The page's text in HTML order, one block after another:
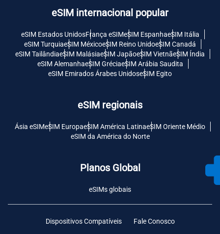
eSIM internacional popular
eSIM Estados UnidosFrança eSIMeSIM EspanhaeSIM Itália
eSIM TurquiaeSIM MéxicoeSIM Reino UnidoeSIM Canadá
eSIM TailândiaeSIM MalásiaeSIM JapãoeSIM VietnãeSIM Índia
eSIM AlemanhaeSIM GréciaeSIM Arábia Saudita
eSIM Emirados Árabes UnidoseSIM Egito
eSIM regionais
Ásia eSIMeSIM EuropaeSIM América LatinaeSIM Oriente Médio
eSIM da América do Norte
Planos Global
eSIMs globais
Dispositivos Compatíveis Fale Conosco